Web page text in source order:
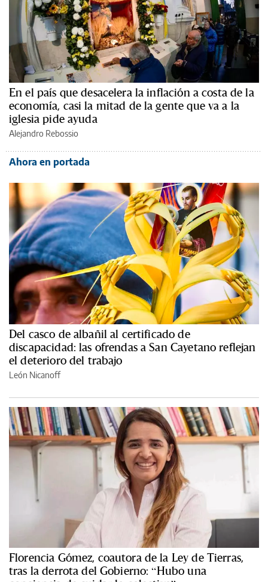
En el país que desacelera la inflación a costa de la
economía, casi la mitad de la gente que va a la
iglesia pide ayuda
Alejandro Rebossio
Ahora en portada
Del casco de albañil al certificado de
discapacidad: las ofrendas a San Cayetano reflejan
el deterioro del trabajo
León Nicanoff
Florencia Gómez, coautora de la Ley de Tierras,
tras la derrota del Gobierno: “Hubo una